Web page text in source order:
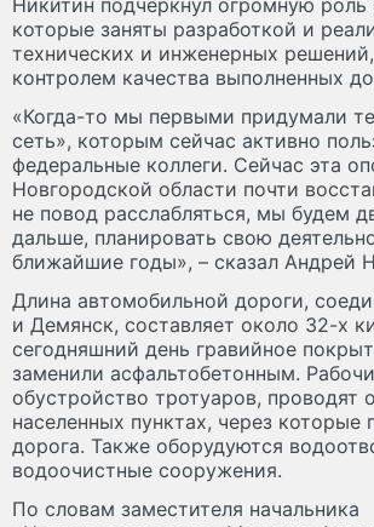
Никитин подчеркнул огромную роль
которые заняты разработкой и
технических и инженерных
контролем качества выполненных
«Когда-то мы первыми придумали
сеть», которым сейчас активно
федеральные коллеги. Сейчас эта
Новгородской области почти
не повод расслабляться, мы будем
дальше, планировать свою
ближайшие годы», – сказал Андрей
Длина автомобильной дороги,
и Демянск, составляет около 32-х
сегодняшний день гравийное
заменили асфальтобетонным.
обустройство тротуаров, проводят
населенных пунктах, через которые
дорога. Также оборудуются
водоочистные сооружения.
По словам заместителя начальника